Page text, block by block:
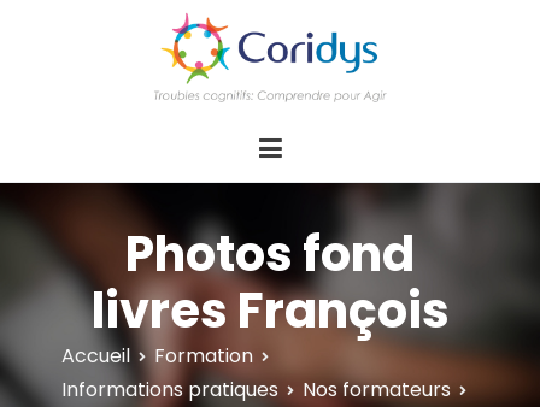
d'actions Information Accompagnement
Innovation/E­xpertise Formations autour des
troubles cognitifs dys ou acquis
Photos fond
livres François
Accueil
Formation
Informations pratiques
Nos formateurs